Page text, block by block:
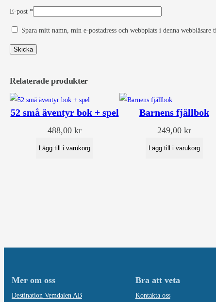
E-post *
Spara mitt namn, min e-postadress och webbplats i denna
Relaterade produkter
52 små äventyr bok + spel
488,00 kr
Lägg till i varukorg
Barnens fjällbok
249,00 kr
Lägg till i varukorg
Mer om oss
Destination Vemdalen AB
Bra att veta
Kontakta oss